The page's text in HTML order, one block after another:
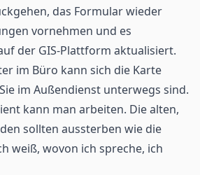
das Formular wieder
vornehmen und es
der GIS-Plattform aktualisiert.
im Büro kann sich die Karte
im Außendienst unterwegs sind.
kann man arbeiten. Die alten,
sollten aussterben wie die
weiß, wovon ich spreche, ich